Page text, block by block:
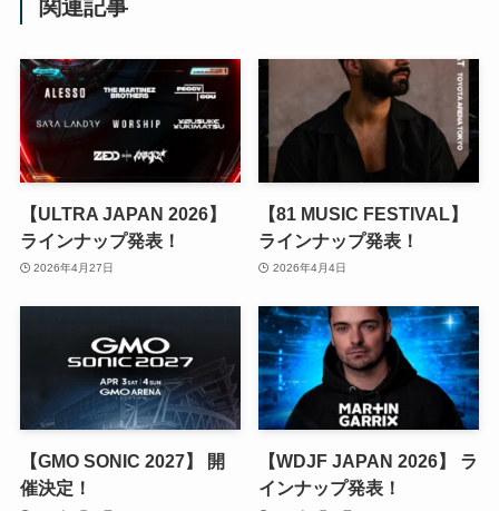
関連記事
【ULTRA JAPAN 2026】
ラインナップ発表！
2026年4月27日
【81 MUSIC FESTIVAL】
ラインナップ発表！
2026年4月4日
【GMO SONIC 2027】 開
催決定！
【WDJF JAPAN 2026】 ラ
インナップ発表！